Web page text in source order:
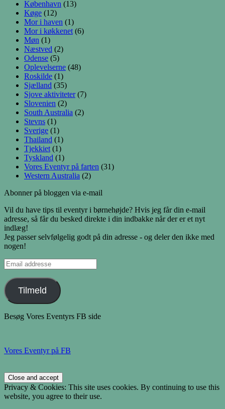
København (13)
Køge (12)
Mor i haven (1)
Mor i køkkenet (6)
Møn (1)
Næstved (2)
Odense (5)
Oplevelserne (48)
Roskilde (1)
Sjælland (35)
Sjove aktiviteter(7)
Slovenien (2)
South Australia (2)
Stevns (1)
Sverige (1)
Thailand (1)
Tjekkiet (1)
Tyskland (1)
Vores Eventyr på farten (31)
Western Australia (2)
Abonner på bloggen via e-mail
Vil du have tips til eventyr i børnehøjde? Hvis jeg får din e-mail
adresse, så får du besked direkte i din indbakke når der er et nyt
indlæg!
Jeg passer selvfølgelig godt på din adresse - og deler den ikke med
nogen!
Email
addresse
Tilmeld
Besøg Vores Eventyrs FB side
Vores Eventyr på FB
Privacy & Cookies: This site uses cookies. By continuing to use this
website, you agree to their use.